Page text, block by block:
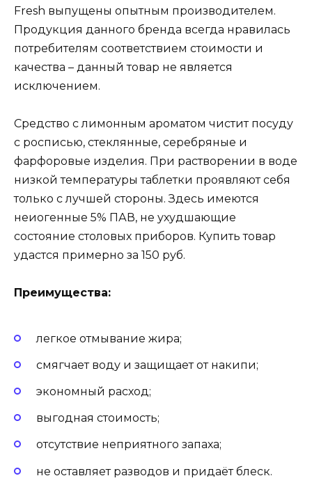
Fresh выпущены опытным производителем.
Продукция данного бренда всегда нравилась
потребителям соответствием стоимости и
качества – данный товар не является
исключением.
Средство с лимонным ароматом чистит посуду
с росписью, стеклянные, серебряные и
фарфоровые изделия. При растворении в воде
низкой температуры таблетки проявляют себя
только с лучшей стороны. Здесь имеются
неиогенные 5% ПАВ, не ухудшающие
состояние столовых приборов. Купить товар
удастся примерно за 150 руб.
Преимущества:
легкое отмывание жира;
смягчает воду и защищает от накипи;
экономный расход;
выгодная стоимость;
отсутствие неприятного запаха;
не оставляет разводов и придаёт блеск.